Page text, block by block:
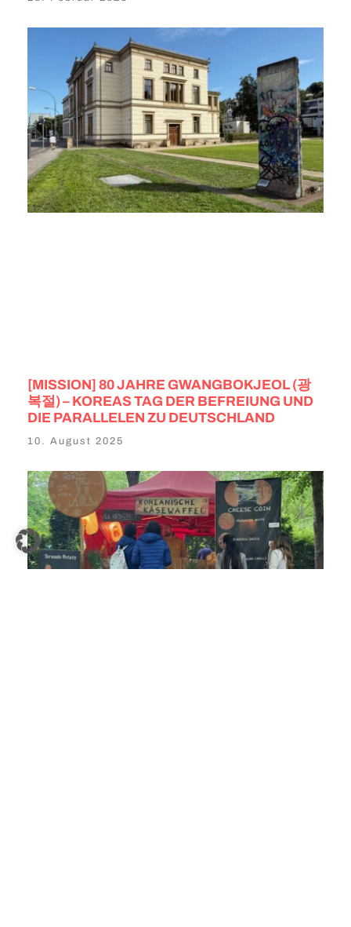
[MISSION] 80 JAHRE GWANGBOKJEOL (광
복절) – KOREAS TAG DER BEFREIUNG UND
DIE PARALLELEN ZU DEUTSCHLAND
10. August 2025